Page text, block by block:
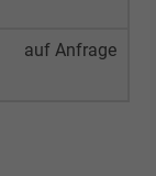
auf Anfrage